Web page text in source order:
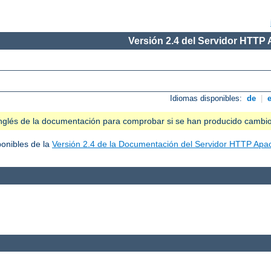
Versión 2.4 del Servidor HTTP
Idiomas disponibles: de
de la documentación para comprobar si se han producido
de la Versión 2.4 de la Documentación del Servidor HTTP